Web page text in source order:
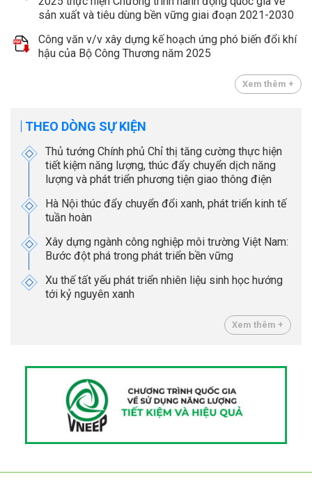
sản xuất và tiêu dùng bền vững giai đoạn 2021-2030
Công văn v/v xây dựng kế hoạch ứng phó biến đổi khí
hậu của Bộ Công Thương năm 2025
Xem thêm +
THEO DÒNG SỰ KIỆN
Thủ tướng Chính phủ Chỉ thị tăng cường thực hiện
tiết kiệm năng lượng, thúc đẩy chuyển dịch năng
lượng và phát triển phương tiện giao thông điện
Hà Nội thúc đẩy chuyển đổi xanh, phát triển kinh tế
tuần hoàn
Xây dựng ngành công nghiệp môi trường Việt Nam:
Bước đột phá trong phát triển bền vững
Xu thế tất yếu phát triển nhiên liệu sinh học hướng
tới kỷ nguyên xanh
Xem thêm +